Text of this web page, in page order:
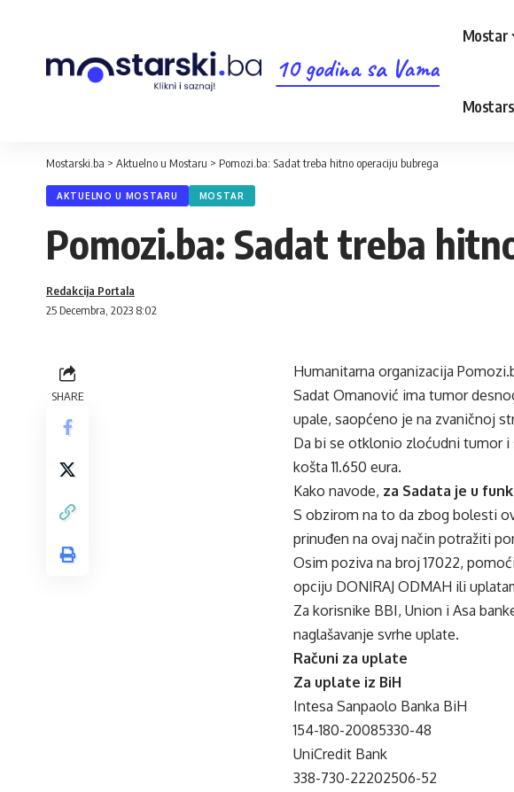
10 godina sa Vama
Mostar
Mostarski.ba > Aktuelno u Mostaru > Pomozi.ba: Sadat treba hitno operaciju bubrega
AKTUELNO U MOSTARU MOSTAR
Pomozi.ba: Sadat treba
25 Decembra, 2023 8:02
Redakcija Portala
SHARE
Humanitarna organizacija
Sadat Omanović ima tumor
upale, saopćeno je na zvaničnoj
Da bi se otklonio zloćudni tumor i
košta 11.650 eura.
Kako navode, za Sadata je u
S obzirom na to da zbog bolesti
prinuđen na ovaj način potražiti
Osim poziva na broj 17022,
opciju DONIRAJ ODMAH ili
Za korisnike BBI, Union i Asa
naglašavanje svrhe uplate.
Računi za uplate
Za uplate iz BiH
Intesa Sanpaolo Banka BiH
154-180-20085330-48
UniCredit Bank
338-730-22202506-52